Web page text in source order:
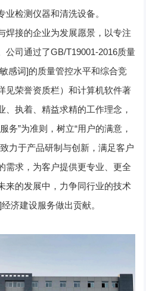
检测仪器和清洗设备。
焊接的企业为发展愿景，以专注
公司通过了GB/T19001-2016质量
感词]的质量管控水平和综合竞
见荣誉资质栏）和计算机软件著
执着、精益求精的工作理念，
务”为准则，树立“用户的满意，
力于产品研制与创新，满足客户
需求，为客户提供更专业、更全
来的发展中，力争同行业的技术
济建设服务做出贡献。